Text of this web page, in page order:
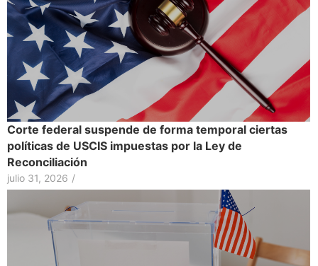
Corte federal suspende de forma temporal ciertas
políticas de USCIS impuestas por la Ley de
Reconciliación
julio 31, 2026 /